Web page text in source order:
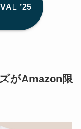
’25
がAmazon限